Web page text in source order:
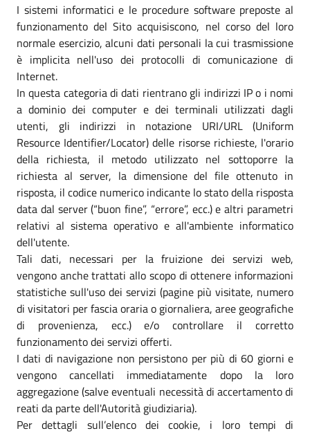
I sistemi informatici e le procedure software preposte al
funzionamento del Sito acquisiscono, nel corso del loro
normale esercizio, alcuni dati personali la cui trasmissione
è implicita nell'uso dei protocolli di comunicazione di
Internet.
In questa categoria di dati rientrano gli indirizzi IP o i nomi
a dominio dei computer e dei terminali utilizzati dagli
utenti, gli indirizzi in notazione URI/URL (Uniform
Resource Identifier/Locator) delle risorse richieste, l'orario
della richiesta, il metodo utilizzato nel sottoporre la
richiesta al server, la dimensione del file ottenuto in
risposta, il codice numerico indicante lo stato della risposta
data dal server (“buon fine”, “errore”, ecc.) e altri parametri
relativi al sistema operativo e all'ambiente informatico
dell'utente.
Tali dati, necessari per la fruizione dei servizi web,
vengono anche trattati allo scopo di ottenere informazioni
statistiche sull'uso dei servizi (pagine più visitate, numero
di visitatori per fascia oraria o giornaliera, aree geografiche
di provenienza, ecc.) e/o controllare il corretto
funzionamento dei servizi offerti.
I dati di navigazione non persistono per più di 60 giorni e
vengono cancellati immediatamente dopo la loro
aggregazione (salve eventuali necessità di accertamento di
reati da parte dell'Autorità giudiziaria).
Per dettagli sull’elenco dei cookie, i loro tempi di